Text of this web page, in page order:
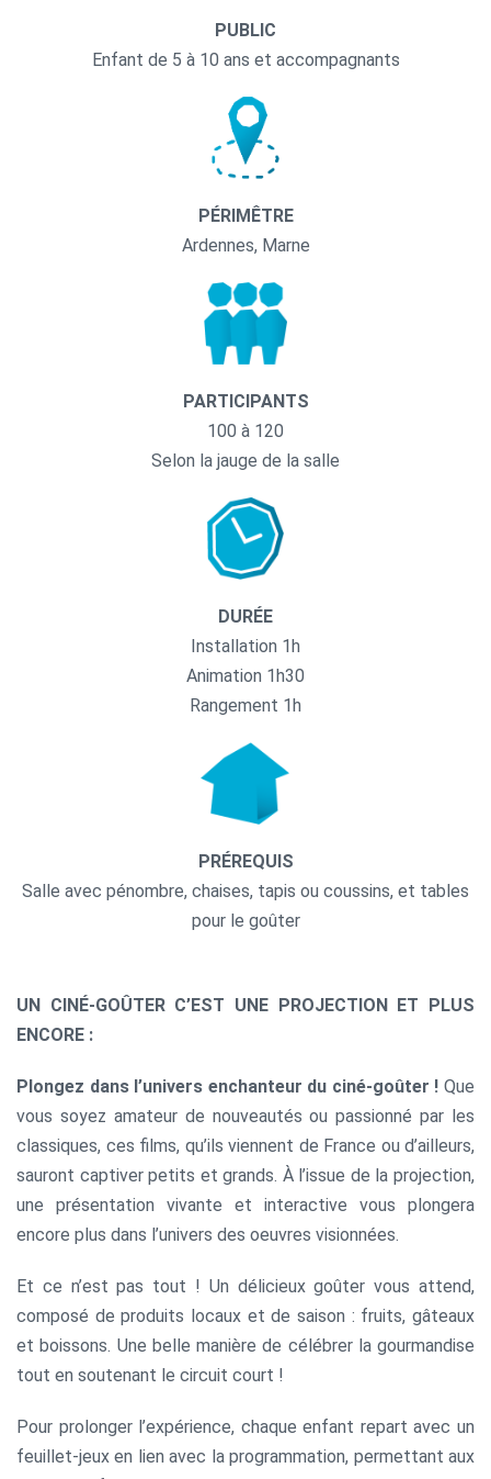
PUBLIC
Enfant de 5 à 10 ans et accompagnants
PÉRIMÊTRE
Ardennes, Marne
PARTICIPANTS
100 à 120
Selon la jauge de la salle
DURÉE
Installation 1h
Animation 1h30
Rangement 1h
PRÉREQUIS
Salle avec pénombre, chaises, tapis ou coussins, et tables
pour le goûter
UN CINÉ-GOÛTER C’EST UNE PROJECTION ET PLUS
ENCORE :
Plongez dans l’univers enchanteur du ciné-goûter ! Que
vous soyez amateur de nouveautés ou passionné par les
classiques, ces films, qu’ils viennent de France ou d’ailleurs,
sauront captiver petits et grands. À l’issue de la projection,
une présentation vivante et interactive vous plongera
encore plus dans l’univers des oeuvres visionnées.
Et ce n’est pas tout ! Un délicieux goûter vous attend,
composé de produits locaux et de saison : fruits, gâteaux
et boissons. Une belle manière de célébrer la gourmandise
tout en soutenant le circuit court !
Pour prolonger l’expérience, chaque enfant repart avec un
feuillet-jeux en lien avec la programmation, permettant aux